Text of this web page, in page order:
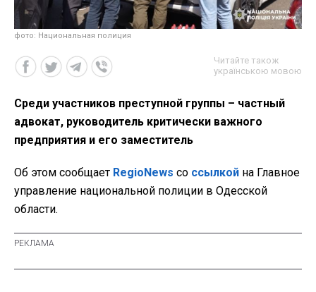
фото: Национальная полиция
Читайте також
українською мовою
Среди участников преступной группы – частный
адвокат, руководитель критически важного
предприятия и его заместитель
Об этом сообщает RegioNews со ссылкой на Главное
управление национальной полиции в Одесской
области.